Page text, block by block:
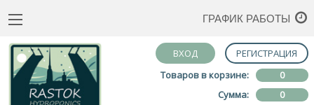
ГРАФИК РАБОТЫ
ВХОД
РЕГИСТРАЦИЯ
Товаров в корзине:
0
Сумма:
0